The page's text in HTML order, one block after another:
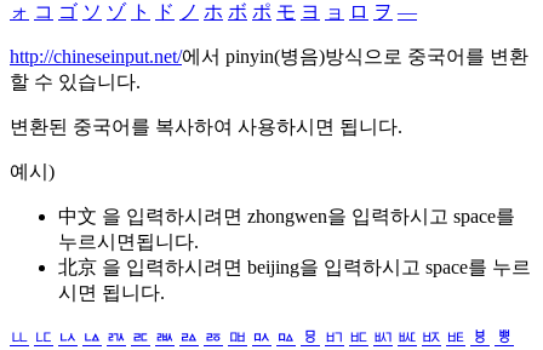
ォ コ ゴ ソ ゾ ト ド ノ ホ ボ ポ モ ヨ ョ ロ ヲ ―
http://chineseinput.net/에서 pinyin(병음)방식으로 중국어를 변환
할 수 있습니다.
변환된 중국어를 복사하여 사용하시면 됩니다.
예시)
中文 을 입력하시려면 zhongwen을 입력하시고 space를
누르시면됩니다.
北京 을 입력하시려면 beijing을 입력하시고 space를 누르
시면 됩니다.
ㅥ ㅦ ㅧ ㅨ ㅩ ㅪ ㅫ ㅬ ㅭ ㅮ ㅯ ㅰ ㅱ ㅲ ㅳ ㅴ ㅵ ㅶ ㅷ ㅸ
ㅹ